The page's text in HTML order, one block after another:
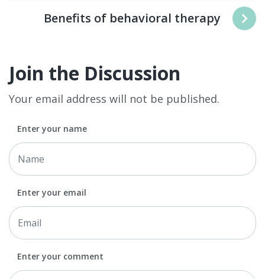
Benefits of behavioral therapy
Join the Discussion
Your email address will not be published.
Enter your name
Enter your email
Enter your comment